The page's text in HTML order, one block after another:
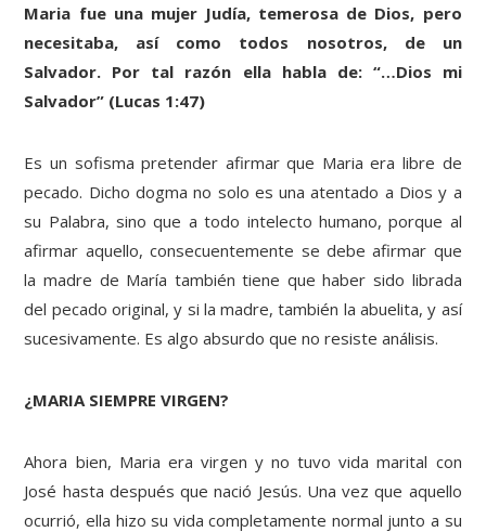
Maria fue una mujer Judía, temerosa de Dios, pero
necesitaba, así como todos nosotros, de un
Salvador. Por tal razón ella habla de: “…Dios mi
Salvador” (Lucas 1:47)
Es un sofisma pretender afirmar que Maria era libre de
pecado. Dicho dogma no solo es una atentado a Dios y a
su Palabra, sino que a todo intelecto humano, porque al
afirmar aquello, consecuentemente se debe afirmar que
la madre de María también tiene que haber sido librada
del pecado original, y si la madre, también la abuelita, y así
sucesivamente. Es algo absurdo que no resiste análisis.
¿MARIA SIEMPRE VIRGEN?
Ahora bien, Maria era virgen y no tuvo vida marital con
José hasta después que nació Jesús. Una vez que aquello
ocurrió, ella hizo su vida completamente normal junto a su